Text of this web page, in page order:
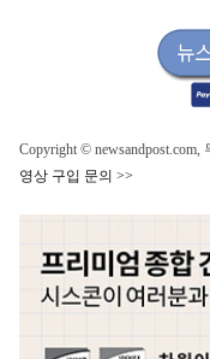
Copyright ©
영상 구입 문의 >>